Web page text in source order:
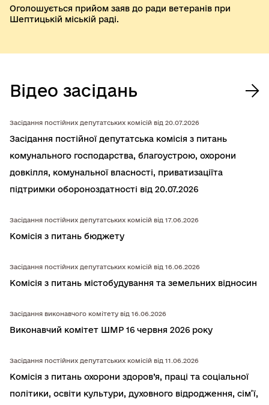
фотоелектричної сонячної електростанції (СЕС)
"Острів", з установками зберігання електричної енергії
(УЗЕ) ПП "Захід-Промпостач"" за межами населеного
Оголошується прийом заяв до ради ветеранів при
Шептицькій міській раді.
Відео засідань
Засідання постійних депутатських комісій від 20.07.2026
Засідання постійної депутатська комiсiя з питань
комунального господарства, благоустрою, охорони
довкiлля, комунальної власностi, приватизацiїта
підтримки обороноздатності від 20.07.2026
Засідання постійних депутатських комісій від 17.06.2026
Комісія з питань бюджету
Засідання постійних депутатських комісій від 16.06.2026
Комісія з питань містобудування та земельних відносин
Засідання виконавчого комітету від 16.06.2026
Виконавчий комітет ШМР 16 червня 2026 року
Засідання постійних депутатських комісій від 11.06.2026
Комісія з питань охорони здоров’я, працi та соцiальної
полiтики, освiти культури, духовного вiдродження, сiм’ї,